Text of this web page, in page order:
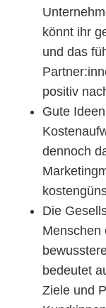
könnt ihr
und das
positiv
Gute
dennoch
Die
Menschen
bedeutet
Ziele und